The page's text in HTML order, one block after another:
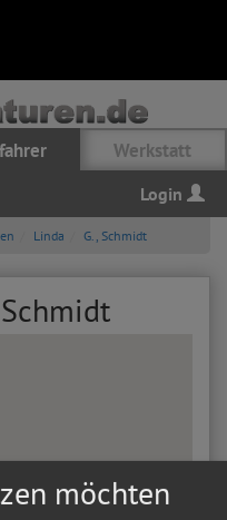
Werkstatt
Login
Linda G., Schmidt
möchten